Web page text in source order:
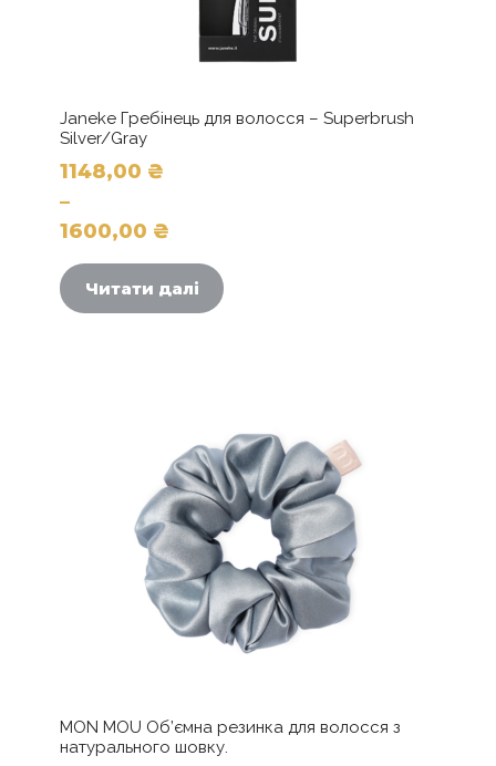
Janeke Гребінець для волосся – Superbrush
Silver/Gray
1148,00 ₴
–
1600,00 ₴
Діапазон
цін:
від
Читати далі
MON MOU Об’ємна резинка для волосся з
натурального шовку.